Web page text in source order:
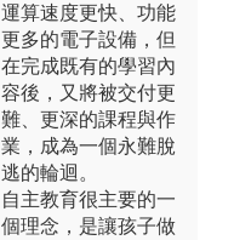
運算速度更快、功能
更多的電子設備，但
在完成既有的學習內
容後，又將被交付更
難、更深的課程與作
業，成為一個永難脫
逃的輪迴。
自主教育很主要的一
個理念，是讓孩子做